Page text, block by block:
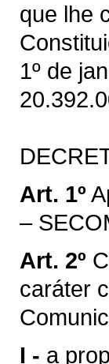
que lhe
1º de
Art. 1º
–
Art. 2º
caráter
I - a